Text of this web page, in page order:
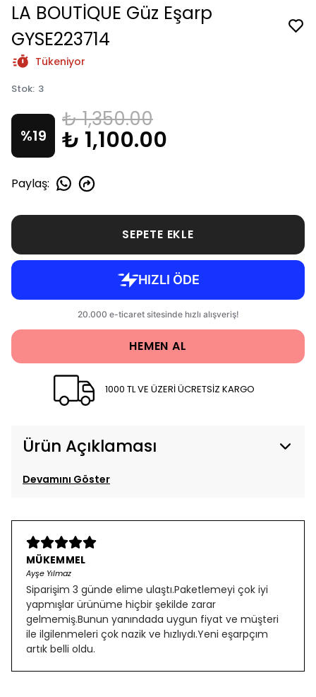
LA BOUTİQUE Güz Eşarp
GYSE223714
Tükeniyor
Stok: 3
%19
₺ 1,350.00
₺ 1,100.00
Paylaş:
SEPETE EKLE
HEMEN AL
1000 TL VE ÜZERİ ÜCRETSİZ KARGO
Ürün Açıklaması
Devamını Göster
MÜKEMMEL
Ayşe Yılmaz
Siparişim 3 günde elime ulaştı.Paketlemeyi çok iyi
yapmışlar ürünüme hiçbir şekilde zarar
gelmemiş.Bunun yanındada uygun fiyat ve müşteri
ile ilgilenmeleri çok nazik ve hızlıydı.Yeni eşarpçım
artık belli oldu.